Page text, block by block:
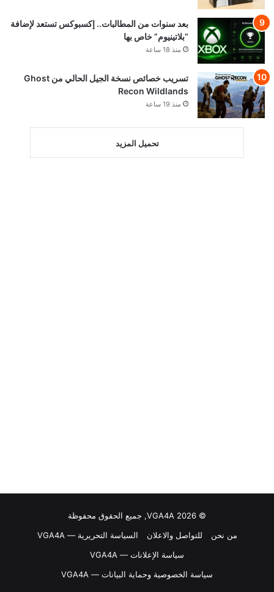
بعد سنوات من المطالبات.. إكسبوكس تستعد لإضافة
“بلاتينيوم” خاص بها
منذ 18 ساعة
تسريب خصائص نسخة الجيل الحالي من Ghost
Recon Wildlands
منذ 19 ساعة
تحميل المزيد
© VGA4A 2026, جميع الحقوق محفوظة
من نحن
للتواصل والاعلان
السياسة التحريرية — VGA4A
سياسة الإعلانات — VGA4A
سياسة الخصوصية وحماية البيانات — VGA4A